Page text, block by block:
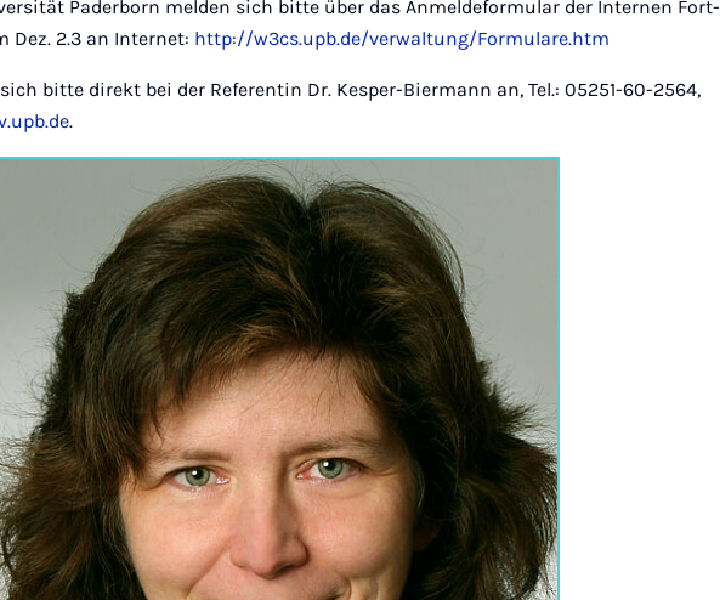
Paderborn melden sich bitte über das Anmeldeformular der Internen Fort-
Dez. 2.3 an Internet: http://w3cs.upb.de/verwaltung/Formulare.htm
bitte direkt bei der Referentin Dr. Kesper-Biermann an, Tel.: 05251-60-2564,
.